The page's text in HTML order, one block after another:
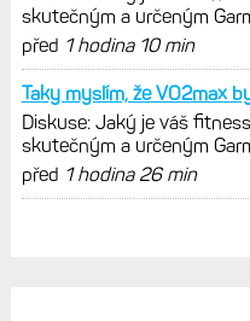
POSLEDNÍ KOMENTÁŘE